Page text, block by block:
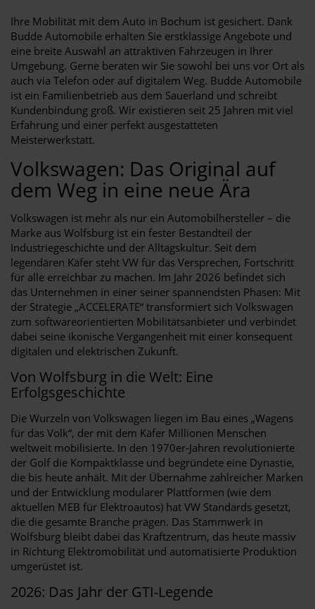
Ihre Mobilität mit dem Auto in Bochum ist gesichert. Dank
Budde Automobile erhalten Sie erstklassige Angebote und
eine breite Auswahl an attraktiven Fahrzeugen in Ihrer
Umgebung. Gerne beraten wir Sie sowohl bei uns vor Ort als
auch via Telefon oder auf digitalem Weg. Budde Automobile
ist ein Familienbetrieb aus dem Sauerland und schreibt
Kundenbindung groß. Wir existieren seit 25 Jahren mit viel
Erfahrung und einer perfekt ausgestatteten
Meisterwerkstatt.
Volkswagen: Das Original auf
dem Weg in eine neue Ära
Volkswagen ist mehr als nur ein Automobilhersteller – die
Marke aus Wolfsburg ist ein fester Bestandteil der
Industriegeschichte und der Alltagskultur. Seit dem
legendären Käfer steht VW für das Versprechen, Fortschritt
für alle erreichbar zu machen. Im Jahr 2026 befindet sich
das Unternehmen in einer seiner spannendsten Phasen: Mit
der Strategie „ACCELERATE“ transformiert sich Volkswagen
zum softwareorientierten Mobilitätsanbieter und verbindet
dabei seine ikonische Vergangenheit mit einer konsequent
digitalen und elektrischen Zukunft.
Von Wolfsburg in die Welt: Eine
Erfolgsgeschichte
Die Wurzeln von Volkswagen liegen im Bau eines „Wagens
für das Volk“, der mit dem Käfer Millionen Menschen
weltweit mobilisierte. In den 1970er-Jahren revolutionierte
der Golf die Kompaktklasse und begründete eine Dynastie,
die bis heute anhält. Mit der Übernahme zahlreicher Marken
und der Entwicklung modularer Plattformen (wie dem
aktuellen MEB für Elektroautos) hat VW Standards gesetzt,
die die gesamte Branche prägen. Das Stammwerk in
Wolfsburg bleibt dabei das Kraftzentrum, das heute massiv
in Richtung Elektromobilität und automatisierte Produktion
umgerüstet ist.
2026: Das Jahr der GTI-Legende